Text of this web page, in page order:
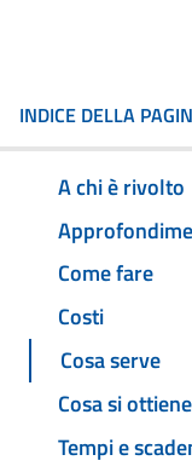
INDICE DELLA
A chi è rivolto
Come fare
Costi
Cosa serve
Cosa si ottiene
Tempi e